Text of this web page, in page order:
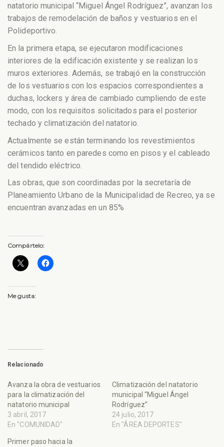
natatorio municipal “Miguel Ángel Rodríguez”, avanzan los
trabajos de remodelación de baños y vestuarios en el
Polideportivo.
En la primera etapa, se ejecutaron modificaciones
interiores de la edificación existente y se realizan los
muros exteriores. Además, se trabajó en la construcción
de los vestuarios con los espacios correspondientes a
duchas, lockers y área de cambiado cumpliendo de este
modo, con los requisitos solicitados para el posterior
techado y climatización del natatorio.
Actualmente se están terminando los revestimientos
cerámicos tanto en paredes como en pisos y el cableado
del tendido eléctrico.
Las obras, que son coordinadas por la secretaría de
Planeamiento Urbano de la Municipalidad de Recreo, ya se
encuentran avanzadas en un 85%
Compártelo:
Me gusta:
Relacionado
Avanza la obra de vestuarios
para la climatización del
natatorio municipal
3 abril, 2017
En "COMUNIDAD"
Climatización del natatorio
municipal “Miguel Ángel
Rodríguez”
24 julio, 2017
En "ÁREA DEPORTES"
Primer paso hacia la